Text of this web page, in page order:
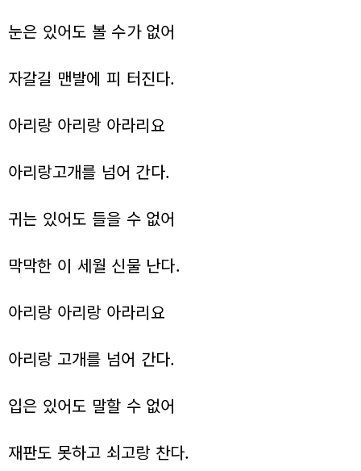
눈은 있어도 볼 수가 없어
자갈길 맨발에 피 터진다.
아리랑 아리랑 아라리요
아리랑고개를 넘어 간다.
귀는 있어도 들을 수 없어
막막한 이 세월 신물 난다.
아리랑 아리랑 아라리요
아리랑 고개를 넘어 간다.
입은 있어도 말할 수 없어
재판도 못하고 쇠고랑 찬다.